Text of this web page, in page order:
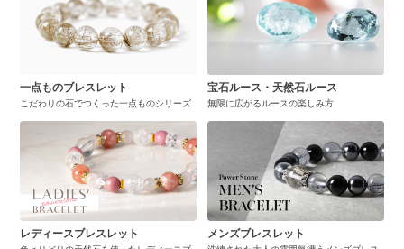
一点ものブレスレット
こだわりの石でつくった一点ものシリーズ
宝石ルース・天然石ルース
無限に広がるルースの楽しみ方
レディースブレスレット メンズブレスレット